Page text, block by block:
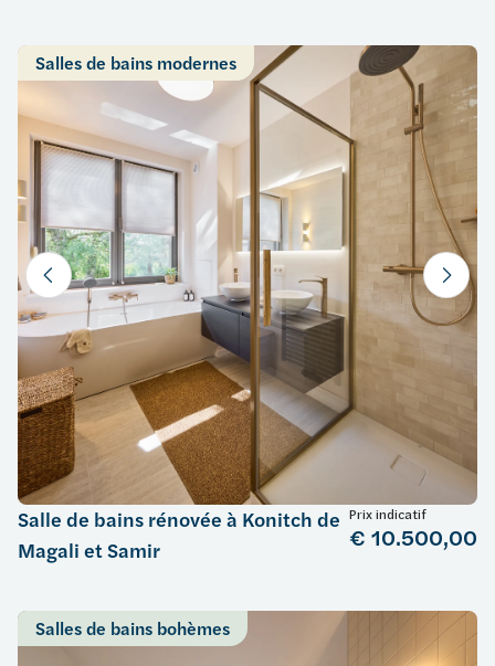
Salles de bains modernes
Salle de bains rénovée à Konitch de
Magali et Samir
Prix indicatif
€ 10.500,00
Salles de bains bohèmes